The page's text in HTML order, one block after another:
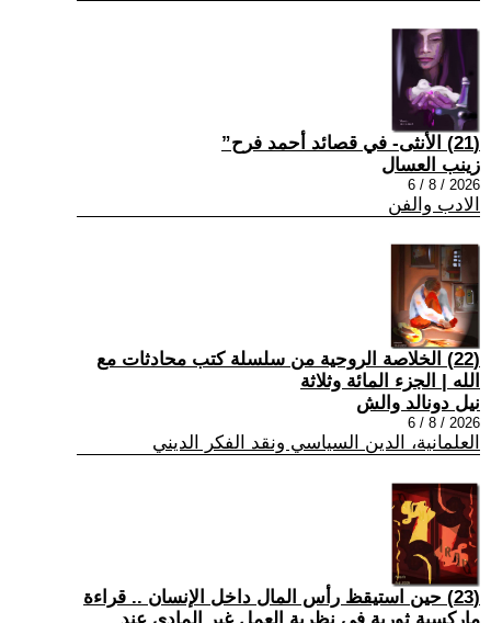
(21) الأنثى- في قصائد أحمد فرح”
زينب العسال
2026 / 8 / 6
الادب والفن
(22) الخلاصة الروحية من سلسلة كتب محادثات مع
الله | الجزء المائة وثلاثة
نيل دونالد والش
2026 / 8 / 6
العلمانية، الدين السياسي ونقد الفكر الديني
(23) حين استيقظ رأس المال داخل الإنسان .. قراءة